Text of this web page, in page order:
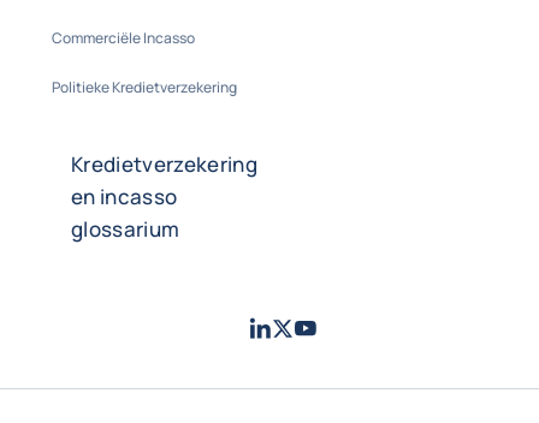
Commerciële Incasso
Politieke Kredietverzekering
Kredietverzekering
en incasso
glossarium
LinkedIn
TwitterYoutube